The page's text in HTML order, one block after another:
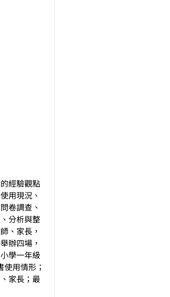
經驗觀點
用現況、
卷調查、
分析與整
、家長，
辦四場，
學一年級
用情形；
家長；最